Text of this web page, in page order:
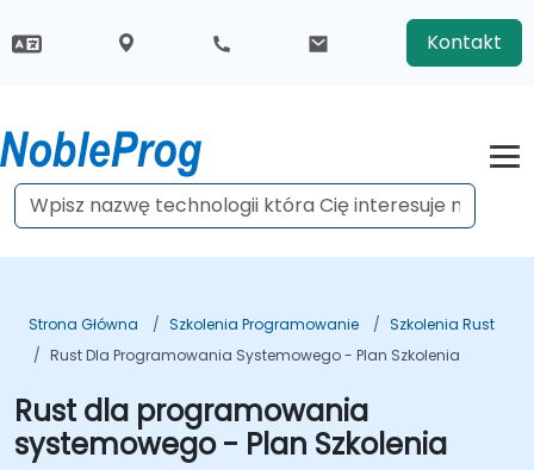
Kontakt
Strona Główna Szkolenia Programowanie
Szkolenia Rust
Rust Dla Programowania Systemowego - Plan Szkolenia
Rust dla programowania
systemowego - Plan Szkolenia